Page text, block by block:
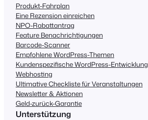
Produkt-Fahrplan
Eine Rezension einreichen
NPO-Rabattantrag
Feature Benachrichtigungen
Barcode-Scanner
Empfohlene WordPress-Themen
Kundenspezifische WordPress-Entwicklung
Webhosting
Ultimative Checkliste für Veranstaltungen
Newsletter & Aktionen
Geld-zurück-Garantie
Unterstützung